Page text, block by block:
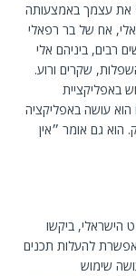
את עצמך באמצעותה
אח של בר רפאלי
רבים, ביניהם אלי
שקרים ורוע.
באפליקציית
הוא עושה באפליקציה
הוא גם אומר ״אין
הישראלי, ביקשו
להעלות תכנים
שימוש